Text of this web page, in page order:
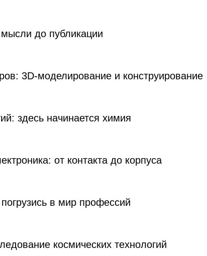
до публикации
3D-моделирование и конструирование
здесь начинается химия
от контакта до корпуса
в мир профессий
космических технологий